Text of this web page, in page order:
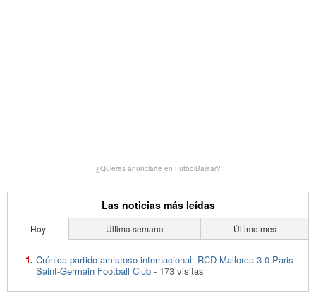
¿Quieres anunciarte en FutbolBalear?
Las noticias más leídas
Hoy Última semana Último mes
Crónica partido amistoso internacional: RCD Mallorca 3-0 Paris
Saint-Germain Football Club - 173 visitas